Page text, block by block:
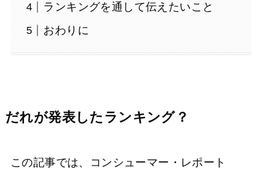
ランキングを通して伝えたいこと
おわりに
だれが発表したランキング？
この記事では、コンシューマー・レポート